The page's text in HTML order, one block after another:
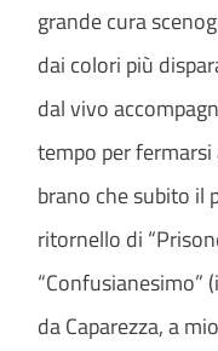
grande cura
dai colori più
dal vivo
tempo per
brano che subito il
ritornello di
“Confusianesimo”
da Caparezza, a